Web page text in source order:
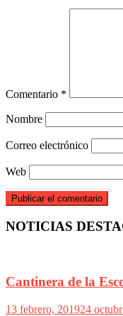
Comentario *
Nombre
Correo electrónico
Web
NOTICIAS
Cantinera de la
13 febrero, 201924